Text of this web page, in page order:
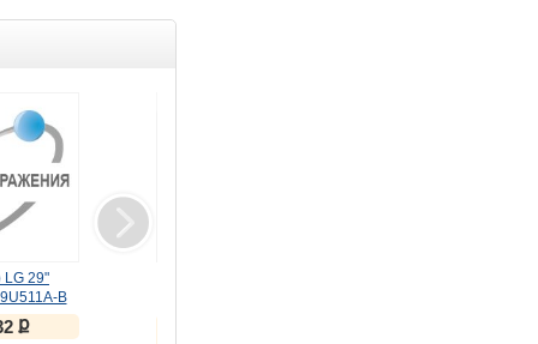
LG 29"
B
ք